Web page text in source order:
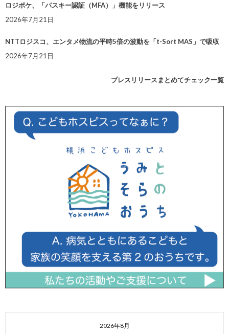
ロジポケ、「パスキー認証（MFA）」機能をリリース
2026年7月21日
NTTロジスコ、エンタメ物流の平時5倍の波動を「t-Sort MAS」で吸収
2026年7月21日
プレスリリースまとめてチェック一覧
2026年8月